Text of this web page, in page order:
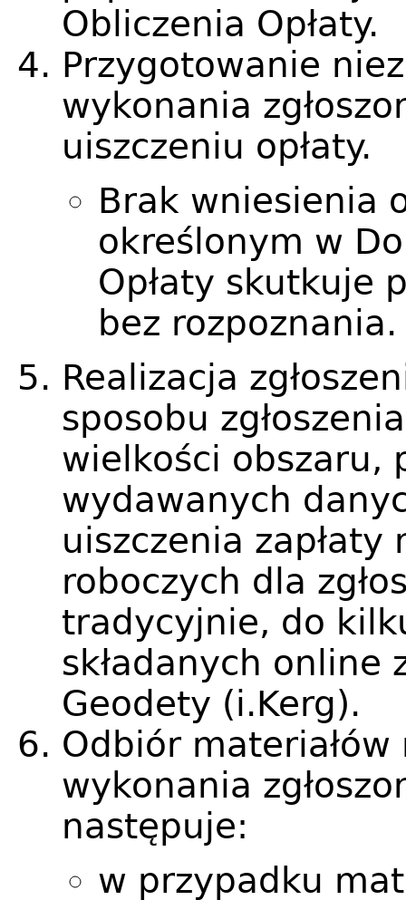
Obliczenia Opłaty.
Przygotowanie
wykonania
uiszczeniu opłaty.
Brak wniesienia
określonym w
Opłaty skutkuje
bez rozpoznania.
Realizacja
sposobu
wielkości obszaru,
wydawanych
uiszczenia
roboczych dla
tradycyjnie, do
składanych online
Geodety (i.Kerg).
Odbiór
wykonania
następuje:
w przypadku